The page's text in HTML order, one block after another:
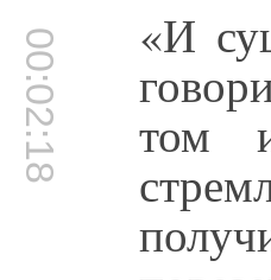
00:02:18 «И
том